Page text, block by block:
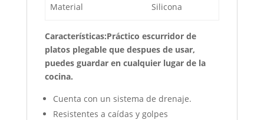
Material Silicona
Características:Práctico escurridor de
platos plegable que despues de usar,
puedes guardar en cualquier lugar de la
cocina.
Cuenta con un sistema de drenaje.
Resistentes a caídas y golpes